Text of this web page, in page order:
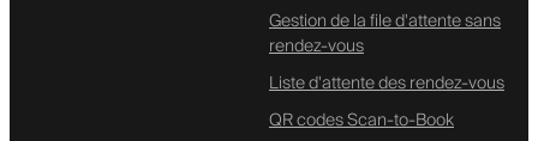
Gestion de la file d'attente sans
rendez-vous
Liste d'attente des rendez-vous
QR codes Scan-to-Book